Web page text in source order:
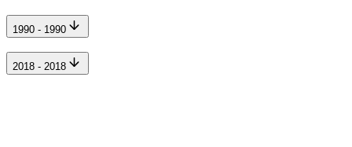
1990 - 1990
2018 - 2018